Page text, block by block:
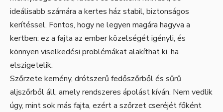
ideálisabb számára a kertes ház stabil, biztonságos
kerítéssel. Fontos, hogy ne legyen magára hagyva a
kertben: ez a fajta az ember közelségét igényli, és
könnyen viselkedési problémákat alakíthat ki, ha
elszigetelik.
Szőrzete kemény, drótszerű fedőszőrből és sűrű
aljszőrből áll, amely rendszeres ápolást kíván. Nem vedlik
úgy, mint sok más fajta, ezért a szőrzet cseréjét főként